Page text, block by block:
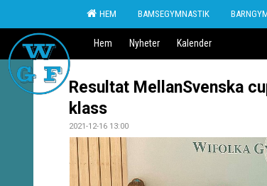
HEM BAMSEGYMNASTIK
Hem Nyheter Kalender
Resultat MellanSvenska
klass
2021-12-16 13:00